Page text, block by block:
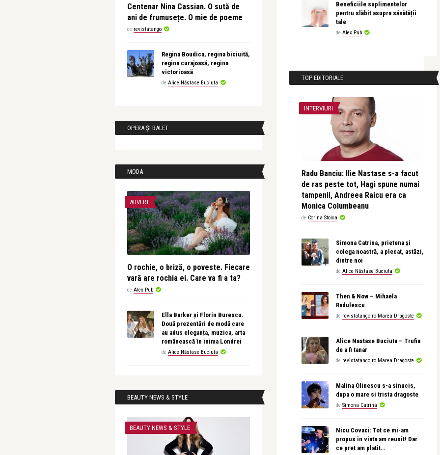
Centenar Nina Cassian. O sută de
ani de frumusețe. O mie de poeme
de revistatango
Regina Boudica, regina biciuită,
regina curajoasă, regina
victorioasă
de Alice Năstase Buciuta
OPERA ȘI BALET
MODA
ADVERT
O rochie, o briză, o poveste. Fiecare
vară are rochia ei. Care va fi a ta?
de Alex Pub
Ella Barker și Florin Burescu.
Două prezentări de modă care
au adus eleganța, muzica, arta
românească în inima Londrei
de Alice Năstase Buciuta
BEAUTY NEWS & STYLE
BEAUTY NEWS & STYLE
Beneficiile suplimentelor
pentru slăbit asupra sănătății
tale
de Alex Pub
TOP EDITORIALE
INTERVIURI
Radu Banciu: Ilie Nastase s-a facut
de ras peste tot, Hagi spune numai
tampenii, Andreea Raicu era ca
Monica Columbeanu
de Corina Stoica
Simona Catrina, prietena și
colega noastră, a plecat, astăzi,
dintre noi
de Alice Năstase Buciuta
Then & Now – Mihaela
Radulescu
de revistatango.ro Marea Dragoste
Alice Nastase Buciuta – Trufia
de a fi tanar
de revistatango.ro Marea Dragoste
Malina Olinescu s-a sinucis,
dupa o mare si trista dragoste
de Simona Catrina
Nicu Covaci: Tot ce mi-am
propus in viata am reusit! Dar
ce pret am platit…